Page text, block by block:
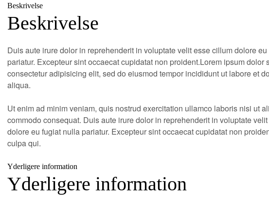
Beskrivelse
Beskrivelse
Duis aute irure dolor in reprehenderit in voluptate velit esse cillum dolore
pariatur. Excepteur sint occaecat cupidatat non proident.Lorem ipsum dolor
consectetur adipisicing elit, sed do eiusmod tempor incididunt ut labore et
aliqua.
Ut enim ad minim veniam, quis nostrud exercitation ullamco laboris nisi ut
commodo consequat. Duis aute irure dolor in reprehenderit in voluptate
dolore eu fugiat nulla pariatur. Excepteur sint occaecat cupidatat non
culpa qui.
Yderligere information
Yderligere information